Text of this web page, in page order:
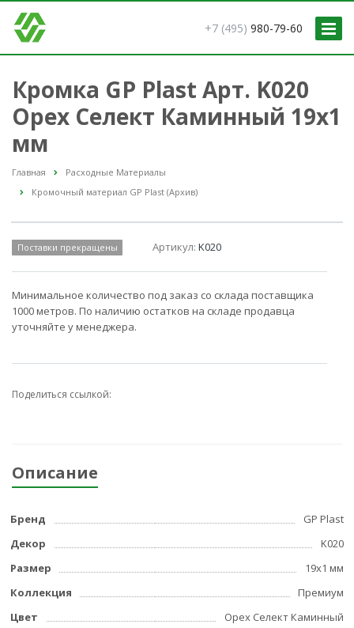
+7 (495) 980-79-60
Кромка GP Plast Арт. K020
Орех Селект Каминный 19x1
мм
Главная
Расходные Материалы
Кромочный материал GP Plast (Архив)
Поставки прекращены Артикул:K020
Минимальное количество под заказ со склада поставщика
1000 метров. По наличию остатков на складе продавца
уточняйте у менеджера.
Поделиться ссылкой:
Описание
Бренд
GP Plast
Декор
K020
Размер
19x1 мм
Коллекция
Премиум
Цвет
Орех Селект Каминный